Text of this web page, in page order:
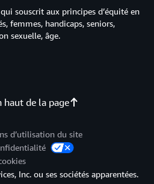
haut de la page
souscrit aux principes d’équité en
femmes, handicaps, seniors,
sexuelle, âge.
d’utilisation du site
Inc. ou ses sociétés apparentées.